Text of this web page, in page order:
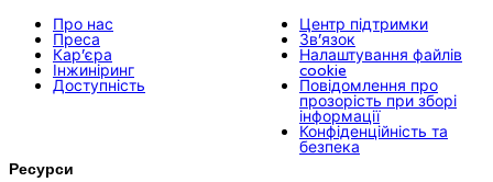
Про нас
Преса
Кар’єра
Інжиніринг
Доступність
Ресурси
Центр підтримки
Зв’язок
Налаштування файлів
cookie
Повідомлення про
прозорість при зборі
інформації
Конфіденційність та
безпека